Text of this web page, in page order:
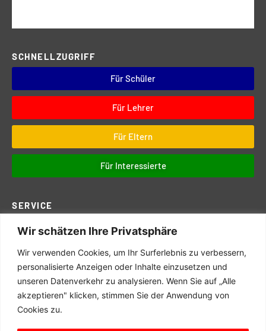
Wir schätzen Ihre Privatsphäre
Wir verwenden Cookies, um Ihr Surferlebnis zu verbessern,
personalisierte Anzeigen oder Inhalte einzusetzen und
unseren Datenverkehr zu analysieren. Wenn Sie auf „Alle
akzeptieren" klicken, stimmen Sie der Anwendung von
Cookies zu.
SCHNELLZUGRIFF
Für Schüler
Für Lehrer
Für Eltern
Für Interessierte
SERVICE
Downloads
Digitales
Prüfungen
Schul- und Hausordnung
Terminkalender
Schulwegeplan